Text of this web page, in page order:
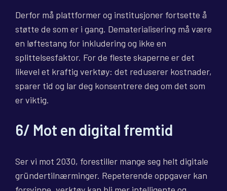
Derfor må plattformer og institusjoner fortsette å
støtte de som er i gang. Dematerialisering må være
en løftestang for inkludering og ikke en
splittelsesfaktor. For de fleste skaperne er det
likevel et kraftig verktøy: det reduserer kostnader,
sparer tid og lar deg konsentrere deg om det som
er viktig.
6/ Mot en digital fremtid
Ser vi mot 2030, forestiller mange seg helt digitale
gründertilnærminger. Repeterende oppgaver kan